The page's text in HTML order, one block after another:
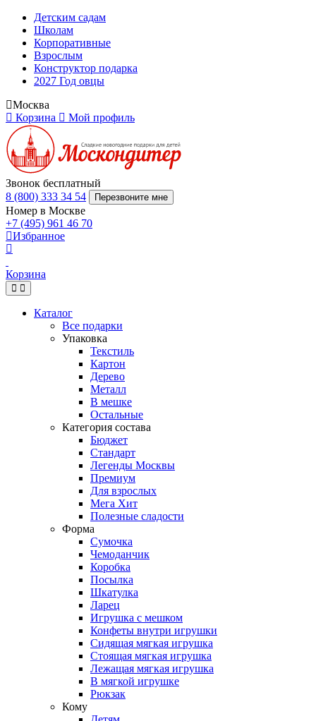
Детским садам
Школам
Корпоративные
Взрослым
Конструктор подарка
2027 Год овцы
Москва
Корзина
Мой профиль
Звонок бесплатный
8 (800) 333 34 54
Перезвоните мне
Номер в Москве
+7 (495) 961 46 70
Избранное
Корзина
Каталог
Все подарки
Упаковка
Текстиль
Картон
Дерево
Металл
В мешке
Остальные
Категория состава
Бюджет
Стандарт
Легенды Москвы
Премиум
Для взрослых
Мега Хит
Полезные сладости
Форма
Сумочка
Чемоданчик
Коробка
Посылка
Шкатулка
Ларец
Игрушка с мешком
Конфеты внутри игрушки
Сидящая мягкая игрушка
Стоящая мягкая игрушка
Лежащая мягкая игрушка
В мягкой игрушке
Рюкзак
Кому